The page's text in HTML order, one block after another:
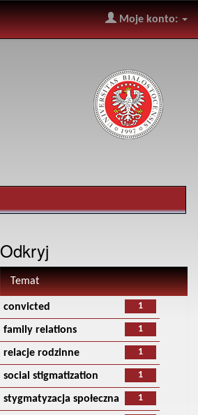
Moje konto:
Odkryj
Temat
1
convicted
1
family relations
1
relacje rodzinne
1
social stigmatization
1
stygmatyzacja społeczna